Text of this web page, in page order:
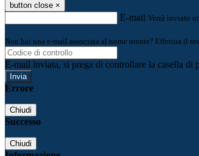
button close ×
E-mail Verrà inviato
Non hai una e-mail associata al nome utente? Effettua il
E-mail inviata, si prega di controllare la casella di
Errore
Chiudi
Successo
Chiudi